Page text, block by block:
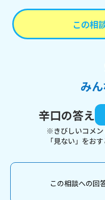
この相
み
辛口の答え
※きびしいコメ
「見ない」をお
この相談への回